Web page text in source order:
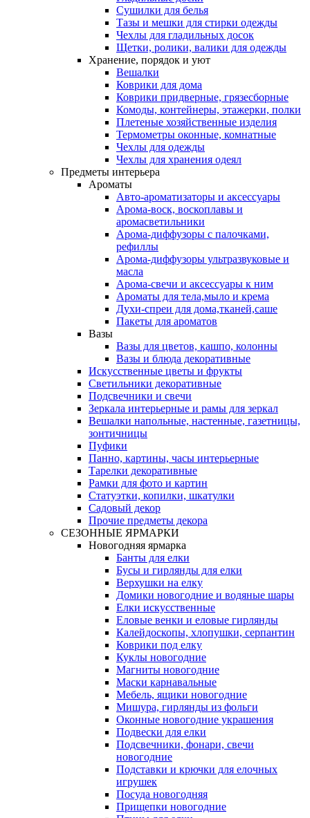
Сушилки для белья
Тазы и мешки для стирки одежды
Чехлы для гладильных досок
Щетки, ролики, валики для одежды
Хранение, порядок и уют
Вешалки
Коврики для дома
Коврики придверные, грязесборные
Комоды, контейнеры, этажерки, полки
Плетеные хозяйственные изделия
Термометры оконные, комнатные
Чехлы для одежды
Чехлы для хранения одеял
Предметы интерьера
Ароматы
Авто-ароматизаторы и аксессуары
Арома-воск, воскоплавы и
аромасветильники
Арома-диффузоры с палочками,
рефиллы
Арома-диффузоры ультразвуковые и
масла
Арома-свечи и аксессуары к ним
Ароматы для тела,мыло и крема
Духи-спреи для дома,тканей,саше
Пакеты для ароматов
Вазы
Вазы для цветов, кашпо, колонны
Вазы и блюда декоративные
Искусственные цветы и фрукты
Светильники декоративные
Подсвечники и свечи
Зеркала интерьерные и рамы для зеркал
Вешалки напольные, настенные, газетницы,
зонтичницы
Пуфики
Панно, картины, часы интерьерные
Тарелки декоративные
Рамки для фото и картин
Статуэтки, копилки, шкатулки
Садовый декор
Прочие предметы декора
СЕЗОННЫЕ ЯРМАРКИ
Новогодняя ярмарка
Банты для елки
Бусы и гирлянды для елки
Верхушки на елку
Домики новогодние и водяные шары
Елки искусственные
Еловые венки и еловые гирлянды
Калейдоскопы, хлопушки, серпантин
Коврики под елку
Куклы новогодние
Магниты новогодние
Маски карнавальные
Мебель, ящики новогодние
Мишура, гирлянды из фольги
Оконные новогодние украшения
Подвески для елки
Подсвечники, фонари, свечи
новогодние
Подставки и крючки для елочных
игрушек
Посуда новогодняя
Прищепки новогодние